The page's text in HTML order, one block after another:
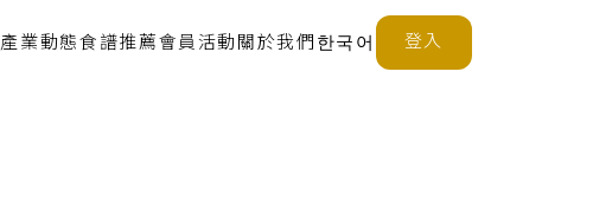
產業動態 食譜推薦 會員活動 關於我們 한국어 登入